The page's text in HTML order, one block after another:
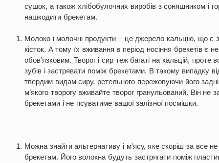
сушок, а також хлібобулочних виробів з соняшником і
нашкодити брекетам.
Молоко і молочні продукти – це джерело кальцію, що є
кісток. А тому їх вживання в період носіння брекетів є
обов’язковим. Творог і сир теж багаті на кальцій,
зубів і застрявати поміж брекетами. В такому випадку
твердим видам сиру, ретельного пережовуючи його
м’якого творогу вживайте творог гранульований. Він не
брекетами і не псуватиме вашої залізної посмішки.
Можна знайти альтернативу і м’ясу, яке скоріш за все
брекетам. Його волокна будуть застрягати поміж